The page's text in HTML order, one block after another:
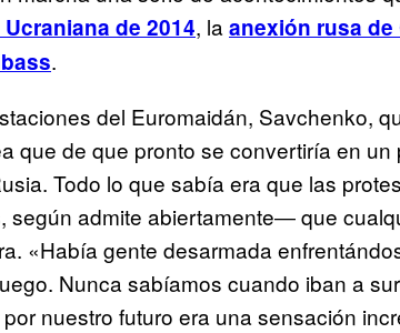
de 2014, la anexión rusa de
.
del Euromaidán, Savchenko,
que de que pronto se convertiría en un
Todo lo que sabía era que las
admite abiertamente― que
«Había gente desarmada
Nunca sabíamos cuando iban a
nuestro futuro era una sensación